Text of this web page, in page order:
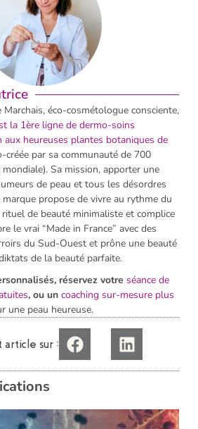
Marchais, éco-cosmétologue consciente,
la 1ère ligne de dermo-soins
heureuses plantes botaniques de
créée par sa communauté de 700
Sa mission, apporter une
de peau et tous les désordres
propose de vivre au rythme du
de beauté minimaliste et complice
le vrai “Made in France” avec des
du Sud-Ouest et prône une beauté
de la beauté parfaite.
réservez votre séance de
, ou un coaching sur-mesure plus
une peau heureuse.
article sur :